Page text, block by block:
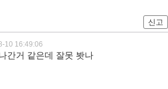
신고
10 16:49:06
간거 같은데 잘못 봣나